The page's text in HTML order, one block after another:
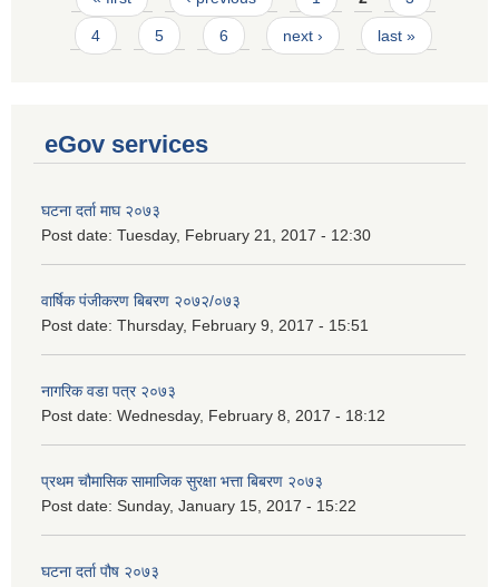
4 5 6 next › last »
eGov services
घटना दर्ता माघ २०७३
Post date: Tuesday, February 21, 2017 - 12:30
वार्षिक पंजीकरण बिबरण २०७२/०७३
Post date: Thursday, February 9, 2017 - 15:51
नागरिक वडा पत्र २०७३
Post date: Wednesday, February 8, 2017 - 18:12
प्रथम चौमासिक सामाजिक सुरक्षा भत्ता बिबरण २०७३
Post date: Sunday, January 15, 2017 - 15:22
घटना दर्ता पौष २०७३